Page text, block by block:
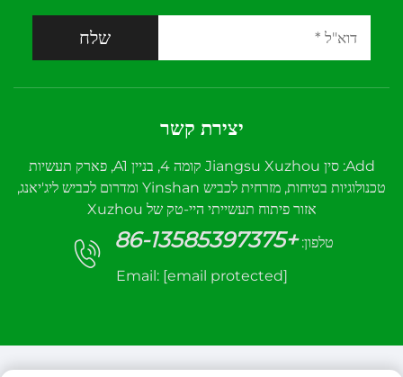
שלח
יצירת קשר
Add: סין Jiangsu Xuzhou קומה 4, בניין A1, פארק תעשיות
טכנולוגיות בטיחות, מזרחית לכביש Yinshan ומדרום לכביש ליג'יאנג,
אזור פיתוח תעשייתי היי-טק של Xuzhou
טלפון: +86-13585397375
Email: [email protected]